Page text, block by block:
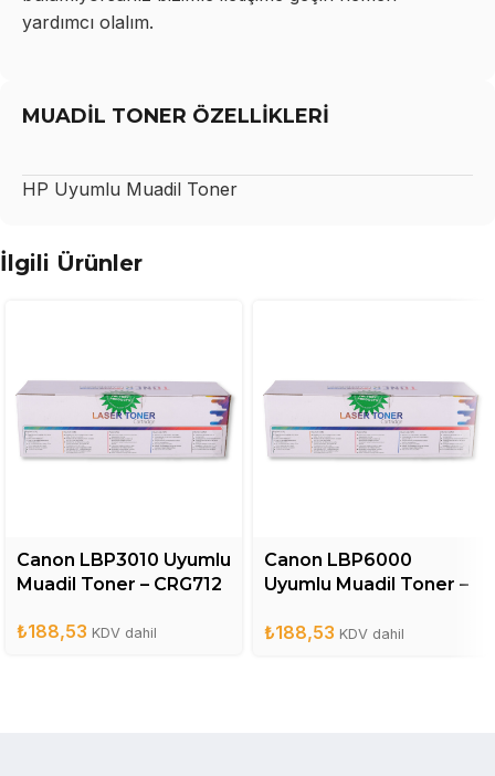
yardımcı olalım.
MUADİL TONER ÖZELLİKLERİ
HP Uyumlu Muadil Toner
İlgili Ürünler
Canon LBP3010 Uyumlu
Muadil Toner – CRG712
₺188,53 KDV dahil
Canon LBP6000
Uyumlu Muadil Toner –
₺188,53 KDV dahil